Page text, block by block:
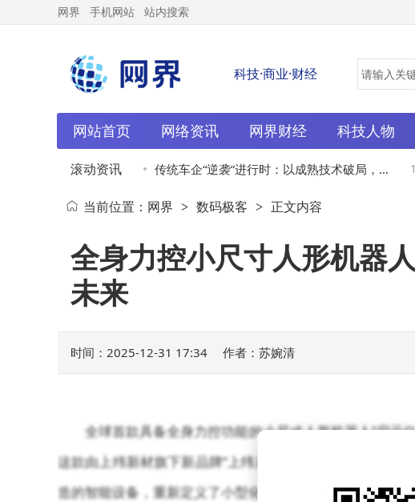
网界 手机网站 站内搜索
科技·商业·财经
网站首页 网络资讯 网界财经 科技人物
滚动资讯
起，下沉市 12-31 传统车企“逆袭”进行时：以成熟技术破局，重
塑汽车市场新格局
当前位置： 网界 > 数码极客 > 正文内容
全身力控小尺寸人形机器
未来
时间：2025-12-31 17:34 作者：苏婉清
全球首款具备全身力控功能的小尺寸人形机器人“启元
这款由上纬新材旗下新品牌“上纬启元”推出的产品，通过
造的智能设备，重新定义了小型化人形机器人的应用边界。